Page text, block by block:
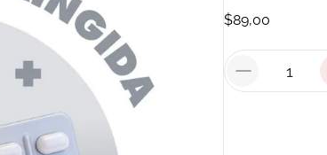
$89,00